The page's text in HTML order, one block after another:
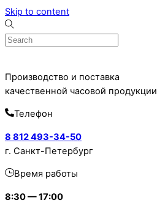
Skip to content
Производство и поставка
качественной часовой продукции
Телефон
8 812 493-34-50
г. Санкт-Петербург
Время работы
8:30 — 17:00